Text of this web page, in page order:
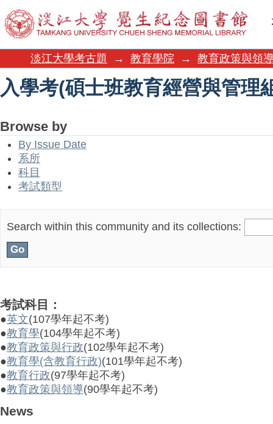
入學考(碩士班教育經營與管理
淡江大學考古題 → 教育學院 → 教育政策與領
入學考(碩士班教育經營與管理
Browse by
By Issue Date
系所
科目
考試類型
Search within this community and its collections:
考試科目：
●英文(107學年起不考)
●教育學(104學年起不考)
●教育政策與行政(102學年起不考)
●教育學(含教育行政)(101學年起不考)
●教育行政(97學年起不考)
●教育政策與領導(90學年起不考)
News